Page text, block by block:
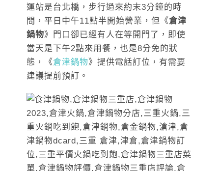
運站是台北橋，步行過來約末3分鐘的時
間，平日中午11點半開始營業，但《倉津
鍋物》門口卻已經有人在等開門了，即使
當天是下午2點來用餐，也是8分免的狀
態，《倉津鍋物》提供電話訂位，有需要
建議提前預訂。